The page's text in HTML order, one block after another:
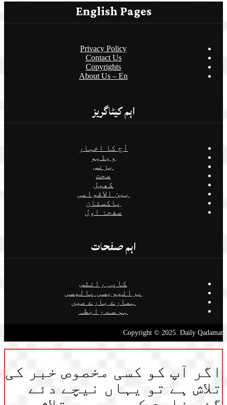
English Pages
Privacy Policy
Contact Us
Copyrights
About Us – En
اہم کیٹاگریز
آج کا اخبار
ویڈیو
بزنس
صحت
کھیل
بین الاقوامی
پاکستان
صفحۂ اول
اہم صفحات
کاپی رائٹس
پرائیویسی پالیسی
ہمارے بارے میں
ہم سے رابطہ
Copyright © 2025. Daily Qadamat
اگر آپ کو کسی مخصوص خبر کی
تلاش ہے تو یہاں نیچے دئے